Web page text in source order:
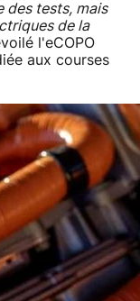
des tests, mais
de la
l'eCOPO
aux courses